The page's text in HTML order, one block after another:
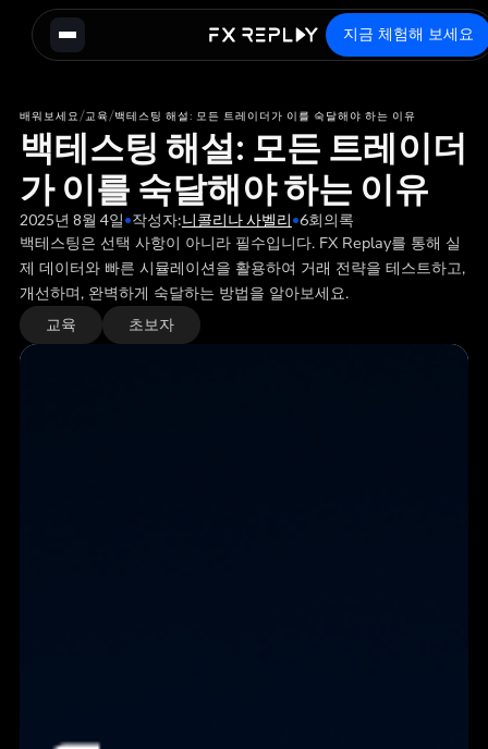
지금 체험해 보세요
배워보세요/교육/백테스팅 해설: 모든 트레이더가 이를 숙달해야 하는 이유
백테스팅 해설: 모든 트레이더
가 이를 숙달해야 하는 이유
2025년 8월 4일•작성자:니콜리나 사벨리•6회의록
백테스팅은 선택 사항이 아니라 필수입니다. FX Replay를 통해 실
제 데이터와 빠른 시뮬레이션을 활용하여 거래 전략을 테스트하고,
개선하며, 완벽하게 숙달하는 방법을 알아보세요.
교육 초보자